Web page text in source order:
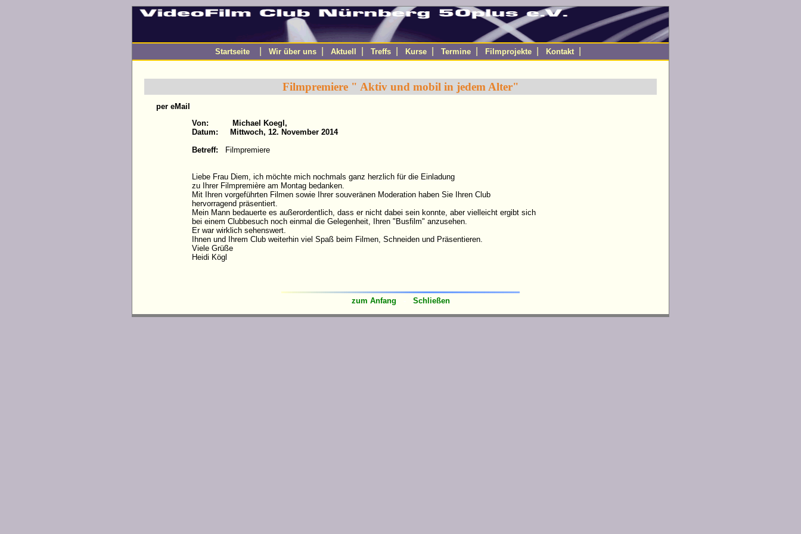
Startseite Wir über uns Aktuell Treffs Kurse Termine Filmprojekte Kontakt
Filmpremiere " Aktiv und mobil in jedem Alter"
per eMail
Von: Michael Koegl,
Datum: Mittwoch, 12. November 2014
Betreff: Filmpremiere
Liebe Frau Diem, ich möchte mich nochmals ganz herzlich für die Einladung
zu Ihrer Filmpremière am Montag bedanken.
Mit Ihren vorgeführten Filmen sowie Ihrer souveränen Moderation haben Sie Ihren Club
hervorragend präsentiert.
Mein Mann bedauerte es außerordentlich, dass er nicht dabei sein konnte, aber vielleicht ergibt sich
bei einem Clubbesuch noch einmal die Gelegenheit, Ihren "Busfilm" anzusehen.
Er war wirklich sehenswert.
Ihnen und Ihrem Club weiterhin viel Spaß beim Filmen, Schneiden und Präsentieren.
Viele Grüße
Heidi Kögl
zum Anfang Schließen